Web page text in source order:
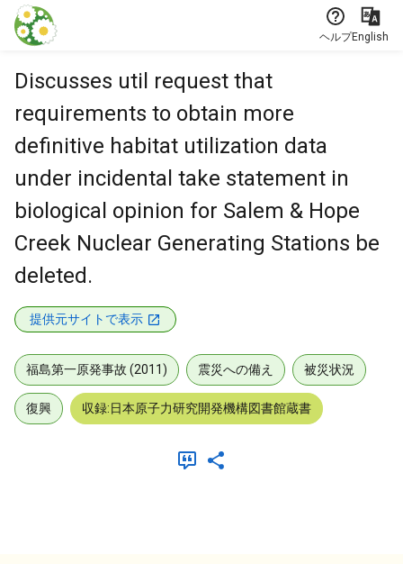
本文に飛ぶ
ヘルプEnglish
Discusses util request that
requirements to obtain more
definitive habitat utilization data
under incidental take statement in
biological opinion for Salem & Hope
Creek Nuclear Generating Stations be
deleted.
提供元サイトで表示
福島第一原発事故 (2011) 震災への備え 被災状況
復興 収録:日本原子力研究開発機構図書館蔵書